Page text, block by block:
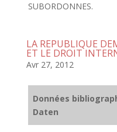
SUBORDONNES.
LA REPUBLIQUE
ET LE DROIT
Avr 27, 2012
Données
Daten